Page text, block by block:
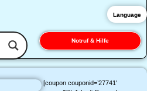
Notruf & Hilfe
[coupon couponid=’27741′
Language